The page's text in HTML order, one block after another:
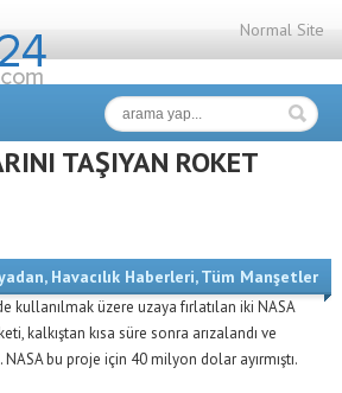
Normal Site
TAŞIYAN ROKET
, Havacılık Haberleri,Tüm Manşetler
kullanılmak üzere uzaya fırlatılan iki NASA
kalkıştan kısa süre sonra arızalandı ve
bu proje için 40 milyon dolar ayırmıştı.